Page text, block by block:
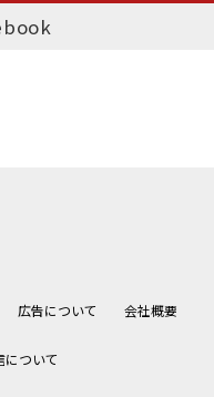
広告について 会社概要
ついて